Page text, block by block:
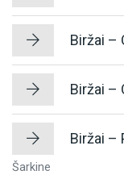
Biržai –
Biržai –
Biržai –
Šarkine